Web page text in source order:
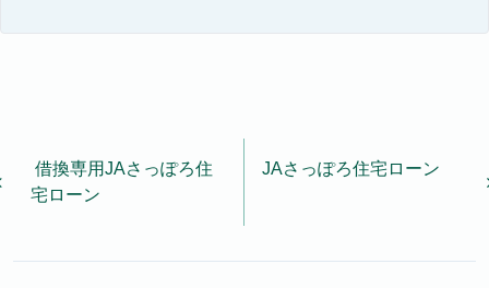
本契約に関する支払開始後の利用残高、月々の支払状
況等、取引の現状および履歴に関する情報（代位弁済
後の求償権、裁判・調停等により確定した権利、完済
投稿ナビゲーション
借換専用JAさっぽろ住
宅ローン
JAさっぽろ住宅ローン